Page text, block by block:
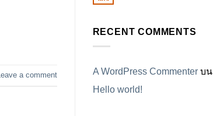
Leave a comment
RECENT COMMENTS
A WordPress Commenterบน
Hello world!